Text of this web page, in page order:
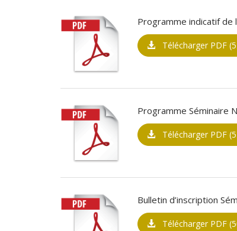
Programme indicatif de
Télécharger PDF
Programme Séminaire
Télécharger PDF
Bulletin d’inscription
Télécharger PDF